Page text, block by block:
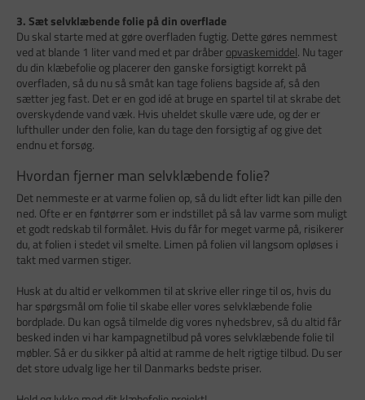
3. Sæt selvklæbende folie på din overflade
Du skal starte med at gøre overfladen fugtig. Dette gøres nemmest
ved at blande 1 liter vand med et par dråberopvaskemiddel. Nu tager
du din klæbefolie og placerer den ganske forsigtigt korrekt på
overfladen, så du nu så småt kan tage foliens bagside af, så den
sætter jeg fast. Det er en god idé at bruge en spartel til at skrabe det
overskydende vand væk. Hvis uheldet skulle være ude, og der er
lufthuller under den folie, kan du tage den forsigtig af og give det
endnu et forsøg.
Hvordan fjerner man selvklæbende folie?
Det nemmeste er at varme folien op, så du lidt efter lidt kan pille den
ned. Ofte er en føntørrer som er indstillet på så lav varme som muligt
et godt redskab til formålet. Hvis du får for meget varme på, risikerer
du, at folien i stedet vil smelte. Limen på folien vil langsom opløses i
takt med varmen stiger.
Husk at du altid er velkommen til at skrive eller ringe til os, hvis du
har spørgsmål om folie til skabe eller vores selvklæbende folie
bordplade. Du kan også tilmelde dig vores nyhedsbrev, så du altid får
besked inden vi har kampagnetilbud på vores selvklæbende folie til
møbler. Så er du sikker på altid at ramme de helt rigtige tilbud. Du ser
det store udvalg lige her til Danmarks bedste priser.